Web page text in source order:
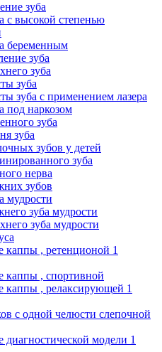
зуба
с высокой степенью
беременным
зуба
зуба
зуба
зуба с применением лазера
под наркозом
зуба
зуба
зубов у детей
зуба
нерва
зубов
мудрости
зуба мудрости
зуба мудрости
каппы , ретенционой 1
каппы , спортивной
каппы , релаксирующей 1
с одной челюсти слепочной
диагностической модели 1